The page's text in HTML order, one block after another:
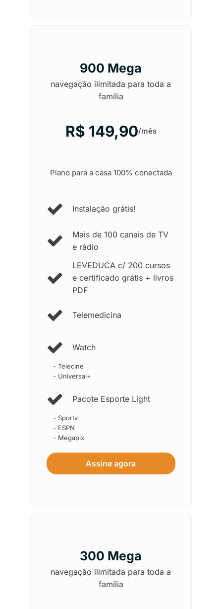
900 Mega
navegação ilimitada para toda a
família
R$ 149,90/mês
Plano para a casa 100% conectada
Instalação grátis!
Mais de 100 canais de TV
e rádio
LEVEDUCA c/ 200 cursos
e certificado grátis + livros
PDF
Telemedicina
Watch
- Telecine
- Universal+
Pacote Esporte Light
- Sportv
- ESPN
- Megapix
Assine agora
300 Mega
navegação ilimitada para toda a
família